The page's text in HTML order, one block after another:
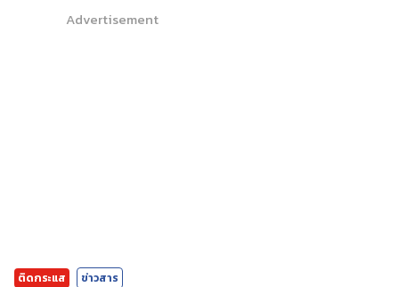
Advertisement
ติดกระแส ข่าวสาร